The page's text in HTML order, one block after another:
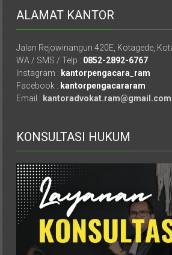
Gunung
Kidul,
Kulon
Progo,
Balikpapan,
Jakarta
Pusat,
Purworejo,
Kebumen,
Tasikmalaya,
Purwodadi,
Wonogiri,
Pacitan,
Palembang,
Bandar
ALAMAT KANTOR
Jalan Rejowinangun 420E, Kotagede,
WA / SMS / Telp : 0852-2892-6767
Instagram : kantorpengacara_ram
Facebook : kantorpengacararam
Email : kantoradvokat.ram@gmail.com
KONSULTASI HUKUM